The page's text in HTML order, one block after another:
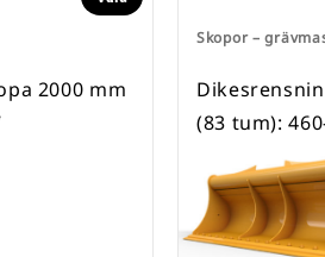
2000 mm
Skopor –
(83 tum):